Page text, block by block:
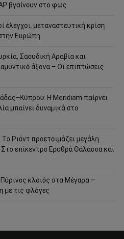
βγαίνουν στο φως
έλεγχοι, μεταναστευτική κρίση
Ευρώπη
Σαουδική Αραβία και
άξονα – Οι επιπτώσεις
Η Meridiam παίρνει
μπαίνει δυναμικά στο
Ριάντ προετοιμάζει μεγάλη
επίκεντρο Ερυθρά Θάλασσα και
κλοιός στα Μέγαρα –
με τις φλόγες